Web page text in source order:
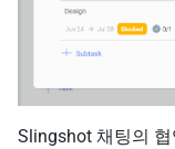
Slingshot 채팅의